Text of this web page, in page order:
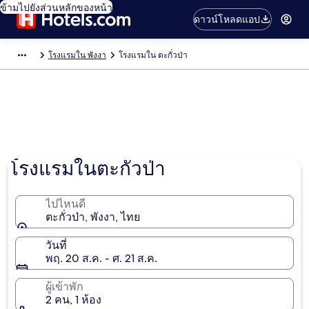
ข้ามไปยังส่วนหลักของหน้า
ดาวน์โหลดแอป
โรงแรมใน พังงา โรงแรมใน ตะกั่วป่า
โรงแรมในตะกั่วป่า
ไปไหนดี
ตะกั่วป่า, พังงา, ไทย
วันที่
พฤ. 20 ส.ค. - ศ. 21 ส.ค.
ผู้เข้าพัก
2 คน, 1 ห้อง